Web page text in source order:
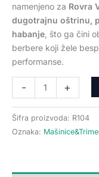
namenjeno za Rovra
dugotrajnu oštrinu,
habanje , što ga čini
berbere koji žele
performanse.
- +
Šifra proizvoda: R104
Oznaka: